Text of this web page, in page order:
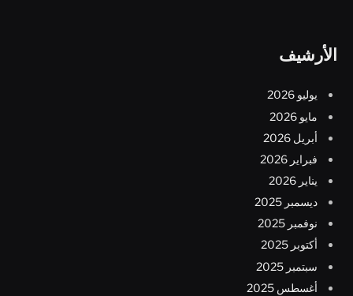
الأرشيف
يوليو 2026
مايو 2026
أبريل 2026
فبراير 2026
يناير 2026
ديسمبر 2025
نوفمبر 2025
أكتوبر 2025
سبتمبر 2025
أغسطس 2025